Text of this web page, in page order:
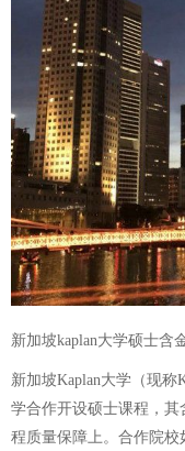
新加坡kaplan大学硕士含
新加坡Kaplan大学（现
学合作开设硕士课程，
程质量保障上。合作院校